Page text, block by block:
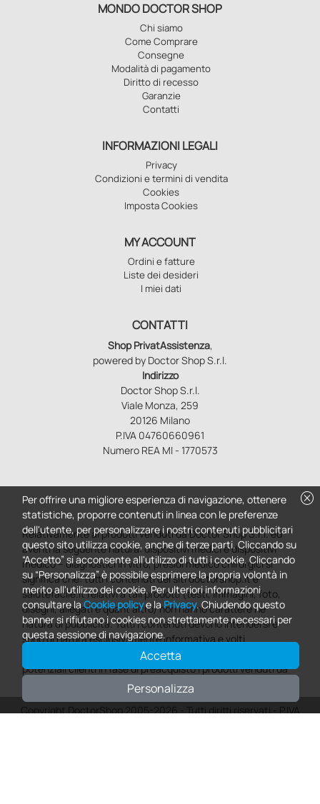
MONDO DOCTOR SHOP
Chi siamo
Come Comprare
Consegne
Modalità di pagamento
Diritto di recesso
Garanzie
Contatti
INFORMAZIONI LEGALI
Privacy
Condizioni e termini di vendita
Cookies
Imposta Cookies
MY ACCOUNT
Ordini e fatture
Liste dei desideri
I miei dati
CONTATTI
Shop PrivatAssistenza,
powered by Doctor Shop S.r.l.
Indirizzo
Doctor Shop S.r.l.
Viale Monza, 259
20126 Milano
P.IVA 04760660961
Numero REA MI - 1770573
Relativamente ai prodotti venduti da Doctor Shop S.r.l. ed
aventi la seguente natura: dispositivi medici e dispositivi
medico – diagnostici in vitro, presidi medico chirurgici si
significa che: tutti i contenuti dei siti doctorshop.it e
salutefacile.it relativi a tali prodotti (testi, immagini, foto,
disegni, allegati e quant’altro) non hanno carattere né
natura di pubblicità. Tutti i contenuti devono intendersi e
sono di natura esclusivamente informativa e volti
esclusivamente a portare a conoscenza dei clienti e dei
potenziali clienti in fase di preacquisto i prodotti venduti da
Doctorshop attraverso la rete.
Copyright DoctorShop 2005-2026 - Tutti diritti riservati - P.IVA
cancel
Per offrire una migliore esperienza di navigazione, ottenere
statistiche, proporre contenuti in linea con le preferenze
dell'utente, per personalizzare i nostri contenuti pubblicitari
questo sito utilizza cookie, anche di terze parti. Cliccando su
“Accetto” si acconsente all'utilizzo di tutti i cookie. Cliccando
su “Personalizza” è possibile esprimere la propria volontà in
merito all'utilizzo dei cookie. Per ulteriori informazioni
consultare laCookie policye laPrivacy. Chiudendo questo
banner si rifiutano i cookies non strettamente necessari per
questa sessione di navigazione.
Accetta
Personalizza